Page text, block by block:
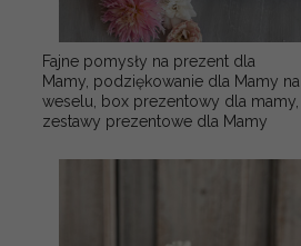
Fajne pomysły na prezent dla
Mamy, podziękowanie dla Mamy na
weselu, box prezentowy dla mamy,
zestawy prezentowe dla Mamy